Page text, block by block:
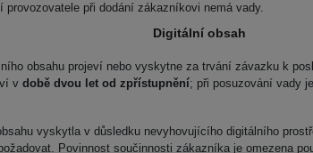
při dodání zákazníkovi nemá vady.
Digitální obsah
obsahu projeví nebo vyskytne za trvání závazku k
v době dvou let od zpřístupnění; při posuzování vady
vyskytla v důsledku nevyhovujícího digitálního
Povinnost součinnosti zákazníka je omezena